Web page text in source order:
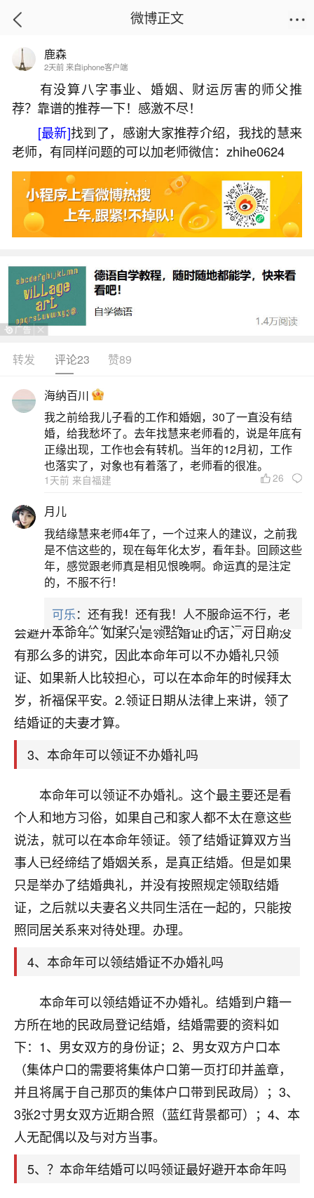
首页
本命年不办婚礼可以领证吗？
2026-07-09 20:03:40 2 8 赞
生活中像本命年不办婚礼可以领证吗？都是很
常见的问题，但是小问题不注意可能会引起大麻
烦，下面就这个问题给大家做一些解读：
1、本命年领证不办婚礼可以吗本命年不能领证
还是办婚礼
一、本命年领证不办婚礼可以吗可以1、可以领
证不办婚礼的，毕竟民间比较看重的是办婚礼的日
子，这结婚吉日也不是那么好挑选的。2、在很多地
区，都认为办婚礼才算正式结婚，所以婚礼一般会
避开本命年。如果只是领结婚证的话，对日期没有
那么多的讲究，因此本命年可以不办婚礼只领证、
如果新人比较担心，可以在本命年的时候拜太岁，
2、本命年不办婚礼能领证本命年可以领证登记
一、本命年不办婚礼能领证1.可以领证在很多
地区，都认为办婚礼才算正式结婚，所以婚礼一般
会避开本命年。如果只是领结婚证的话，对日期没
有那么多的讲究，因此本命年可以不办婚礼只领
证、如果新人比较担心，可以在本命年的时候拜太
岁，祈福保平安。2.领证日期从法律上来讲，领了
结婚证的夫妻才算。
3、本命年可以领证不办婚礼吗
本命年可以领证不办婚礼。这个最主要还是看
个人和地方习俗，如果自己和家人都不太在意这些
说法，就可以在本命年领证。领了结婚证算双方当
事人已经缔结了婚姻关系，是真正结婚。但是如果
只是举办了结婚典礼，并没有按照规定领取结婚
证，之后就以夫妻名义共同生活在一起的，只能按
照同居关系来对待处理。办理。
4、本命年可以领结婚证不办婚礼吗
本命年可以领结婚证不办婚礼。结婚到户籍一
方所在地的民政局登记结婚，结婚需要的资料如
下：1、男女双方的身份证；2、男女双方户口本
（集体户口的需要将集体户口第一页打印并盖章，
并且将属于自己那页的集体户口带到民政局）；3、
3张2寸男女双方近期合照（蓝红背景都可）；4、本
人无配偶以及与对方当事。
5、？本命年结婚可以吗领证最好避开本命年吗
微博正文
鹿森
2天前 来自iphone客户端
有没算八字事业、婚姻、财运厉害的师父推
荐？靠谱的推荐一下！感激不尽！
[最新]找到了，感谢大家推荐介绍，我找的慧来
老师，有同样问题的可以加老师微信：zhihe0624
转发 评论23 赞89
海纳百川
我之前给我儿子看的工作和婚姻，30了一直没有结
婚，给我愁坏了。去年找慧来老师看的，说是年底有
正缘出现，工作也会有转机。当年的12月初，工作
也落实了，对象也有着落了，老师看的很准。
1天前 来自福建 26
月儿
我结缘慧来老师4年了，一个过来人的建议，之前我
是不信这些的，现在每年化太岁，看年卦。回顾这些
年，感觉跟老师真是相见恨晚啊。命运真的是注定
的，不服不行！
可乐：还有我！还有我！人不服命运不行，老
天爷会给你好好上一课的。一命二运三风水，
哪样不服都不行！
平安是福：我也是每年找老师化太岁，看年
卦，认识老师3年了，都是缘分啊！
19
我是做餐饮的，这两年，生意屡屡受挫，店开一家关
家底快败光了，真是倒霉！我也想找人看看到底怎么
回事？
鹿森 ：你可以找老师看看，人有时不服命不行
啊！
太阳当空赵：我也做餐饮的，生意不算大，但
是我从找店开始都是找慧来老师跟进的，选
址、风水、还有开业日子，哪哪都看了，虽然
大环境不好，但是我家生意还可以，前几天又
梦醒时分
我女儿高二叛逆，大半年不上学，一说她就要死要活
的，把我们两口子愁的不行，朋友给我推荐的慧来老
师，一开始我是病急乱投医，这半年来，法事一个个
做完，我女儿跟变了个人一样，不期望她能考多好的
大学，只要能安安稳稳的把书读了，身体心理都健健
康康的我就很知足了！
鹿森：可怜天下父母心啊！
3小时前 来自河北 16